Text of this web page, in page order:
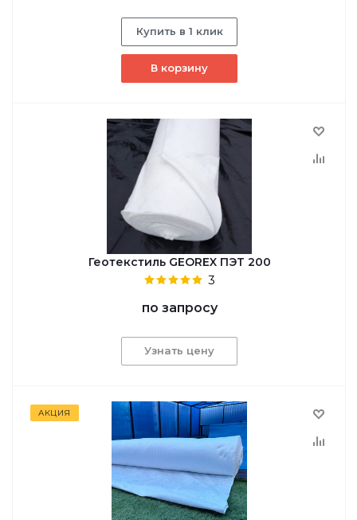
Купить в 1 клик
В корзину
Геотекстиль GEОREX ПЭТ 200
3
по запросу
Узнать цену
АКЦИЯ